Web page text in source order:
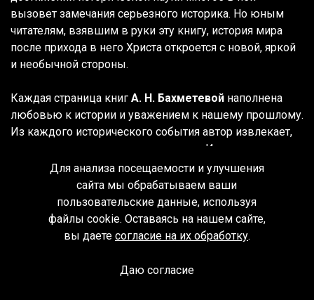
вызовет замечания серьезного историка. Но юным
читателям, взявшим в руки эту книгу, история мира
после прихода в него Христа откроется с новой, яркой
и необычной стороны.
Каждая страница книг А. Н. Бахметевой наполнена
любовью к истории и уважением к нашему прошлому.
Из каждого исторического события автор извлекает,
прежде всего, нравственные уроки. И хорошее, и
плохое становится для нее примером, на котором она
воспитывает своих юных читателей.
История христианской церкви – это история не только
церкви, но и самого главного в каждом человеке и
развития человечества. Знать и понимать историю
Для анализа посещаемости и улучшения
сайта мы обрабатываем ваши
пользовательские данные, используя
файлы cookie. Оставаясь на нашем сайте,
вы даете согласие на их обработку.
Даю согласие